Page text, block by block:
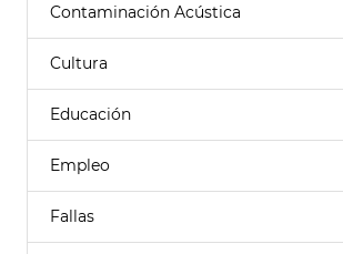
Contaminación Acústica
Cultura
Educación
Empleo
Fallas